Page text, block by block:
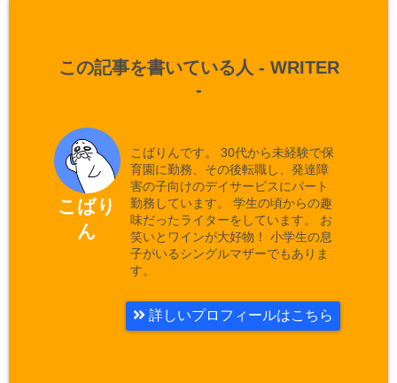
この記事を書いている人 - WRITER
-
こばり
ん
こばりんです。 30代から未経験で保
育園に勤務、その後転職し、発達障
害の子向けのデイサービスにパート
勤務しています。 学生の頃からの趣
味だったライターをしています。 お
笑いとワインが大好物！ 小学生の息
子がいるシングルマザーでもありま
す。
詳しいプロフィールはこちら